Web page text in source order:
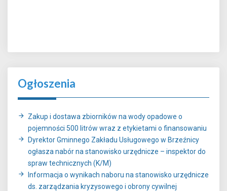
Ogłoszenia
Zakup i dostawa zbiorników na wody opadowe o
pojemności 500 litrów wraz z etykietami o finansowaniu
Dyrektor Gminnego Zakładu Usługowego w Brzeźnicy
ogłasza nabór na stanowisko urzędnicze – inspektor do
spraw technicznych (K/M)
Informacja o wynikach naboru na stanowisko urzędnicze
ds. zarządzania kryzysowego i obrony cywilnej